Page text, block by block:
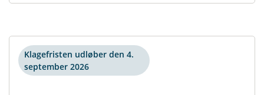
Klagefristen udløber den 4.
september 2026